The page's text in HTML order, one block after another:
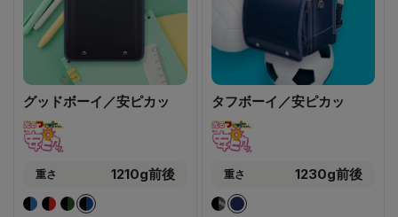
グッドボーイ／安ピカッ
重さ 1210g前後
タフボーイ／安ピカッ
重さ 1230g前後